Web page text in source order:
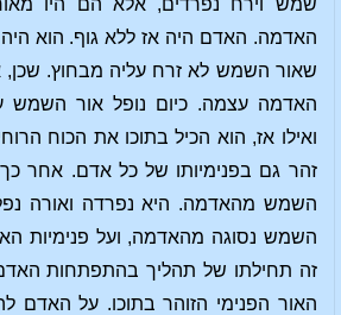
האדמה. האדם היה אז ללא גוף. הוא
שאור השמש לא זרח עליה מבחוץ.
האדמה עצמה. כיום נופל אור השמש
ואילו אז, הוא הכיל בתוכו את הכוח
זהר גם בפנימיותו של כל אדם. אחר
השמש מהאדמה. היא נפרדה ואורה
השמש נסוגה מהאדמה, ועל פנימיות
זה תחילתו של תהליך בהתפתחות
האור הפנימי הזוהר בתוכו. על האדם